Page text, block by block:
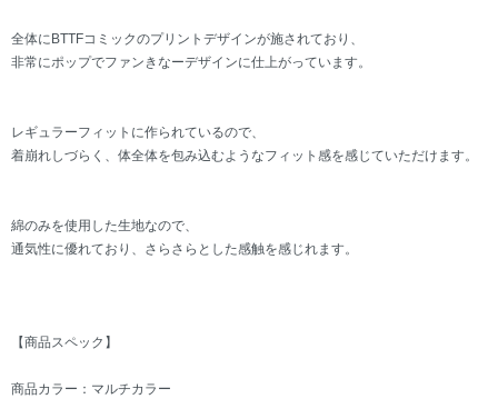
全体にBTTFコミックのプリントデザインが施されており、
非常にポップでファンきなーデザインに仕上がっています。
レギュラーフィットに作られているので、
着崩れしづらく、体全体を包み込むようなフィット感を感じていただけます。
綿のみを使用した生地なので、
通気性に優れており、さらさらとした感触を感じれます。
【商品スペック】
商品カラー：マルチカラー